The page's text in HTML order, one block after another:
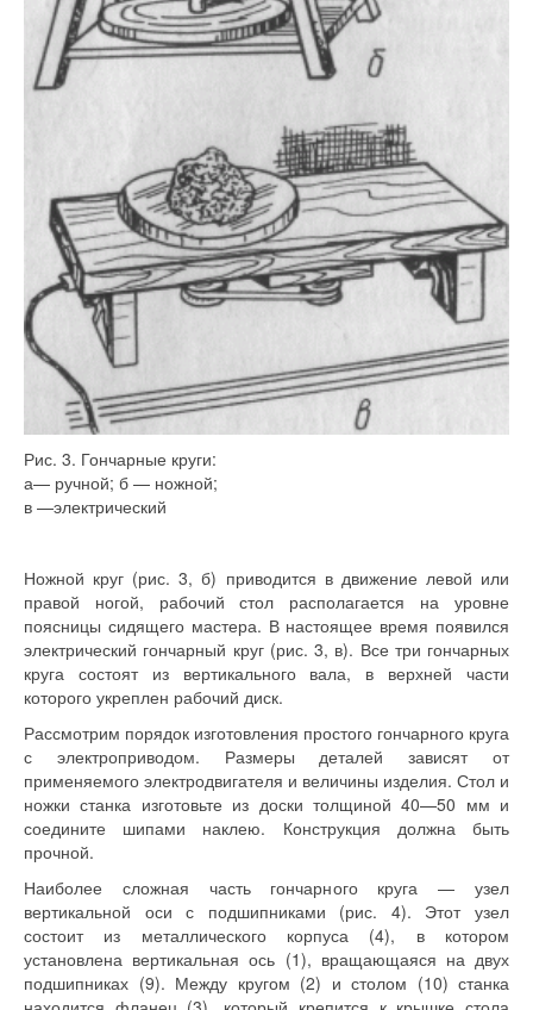
Рис. 3. Гончарные круги:
а— ручной; б — ножной;
в —электрический
Ножной круг (рис. 3, б) приводится в движение левой или
правой ногой, рабочий стол располагается на уровне
поясницы сидящего мастера. В настоящее время появился
электрический гончарный круг (рис. 3, в). Все три гончарных
круга состоят из вертикального вала, в верхней части
которого укреплен рабочий диск.
Рассмотрим порядок изготовления простого гончарного круга
с электроприводом. Размеры деталей зависят от
применяемого электродвигателя и величины изделия. Стол и
ножки станка изготовьте из доски толщиной 40—50 мм и
соедините шипами наклею. Конструкция должна быть
прочной.
Наиболее сложная часть гончарного круга — узел
вертикальной оси с подшипниками (рис. 4). Этот узел
состоит из металлического корпуса (4), в котором
установлена вертикальная ось (1), вращающаяся на двух
подшипниках (9). Между кругом (2) и столом (10) станка